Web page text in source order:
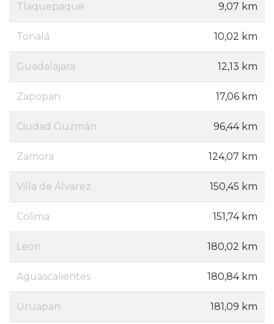
Tlaquepaque 9,07 km
Tonalá 10,02 km
Guadalajara 12,13 km
Zapopan 17,06 km
Ciudad Guzmán 96,44 km
Zamora 124,07 km
Villa de Álvarez 150,45 km
Colima 151,74 km
Leon 180,02 km
Aguascalientes 180,84 km
Uruapan 181,09 km